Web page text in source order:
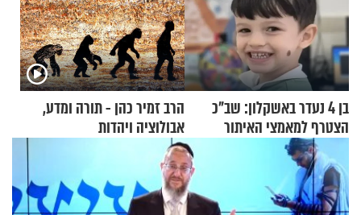
בן 4 נעדר באשקלון: שב"כ
הצטרף למאמצי האיתור
הרב זמיר כהן - תורה ומדע,
אבולוציה ויהדות